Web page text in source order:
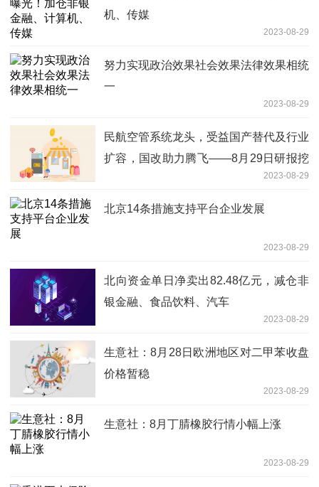
机、传媒
2023-08-29
努力实现政治效果社会效果法律效果相统
一
2023-08-29
民航空管系统龙头，受益国产替代及行业
扩容，国改助力腾飞——8月29日研报挖
2023-08-29
北京14条措施支持平台企业发展
2023-08-29
北向资金单日净卖出82.48亿元，减仓非
银金融、食品饮料、汽车
2023-08-29
生意社：8月28日欧洲地区对二甲苯收盘
价格暂稳
2023-08-29
生意社：8月丁腈橡胶行情小幅上涨
2023-08-29